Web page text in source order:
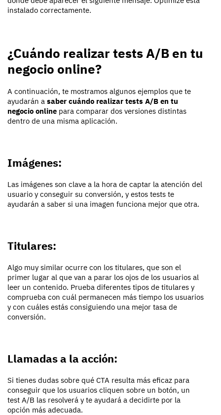
instalado correctamente.
¿Cuándo realizar tests A/B en tu
negocio online?
A continuación, te mostramos algunos ejemplos que te
ayudarán a saber cuándo realizar tests A/B en tu
negocio online para comparar dos versiones distintas
dentro de una misma aplicación.
Imágenes:
Las imágenes son clave a la hora de captar la atención del
usuario y conseguir su conversión, y estos tests te
ayudarán a saber si una imagen funciona mejor que otra.
Titulares:
Algo muy similar ocurre con los titulares, que son el
primer lugar al que van a parar los ojos de los usuarios al
leer un contenido. Prueba diferentes tipos de titulares y
comprueba con cuál permanecen más tiempo los usuarios
y con cuáles estás consiguiendo una mejor tasa de
conversión.
Llamadas a la acción:
Si tienes dudas sobre qué CTA resulta más eficaz para
conseguir que los usuarios cliquen sobre un botón, un
test A/B las resolverá y te ayudará a decidirte por la
opción más adecuada.